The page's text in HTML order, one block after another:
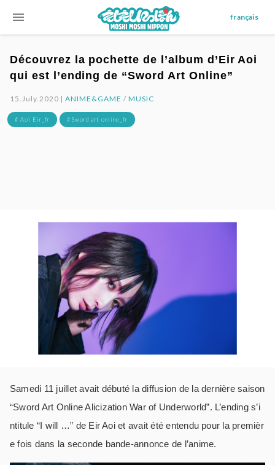
menu français
Découvrez la pochette de l’album d’Eir Aoi
qui est l’ending de “Sword Art Online”
15.July.2020 |ANIME&GAME / MUSIC
# Aoi Eir_fr # Sword art online_fr
Samedi 11 juillet avait débuté la diffusion de la dernière saison
“Sword Art Online Alicization War of Underworld”. L’ending s’i
ntitule “I will …” de Eir Aoi et avait été entendu pour la premièr
e fois dans la seconde bande-annonce de l’anime.